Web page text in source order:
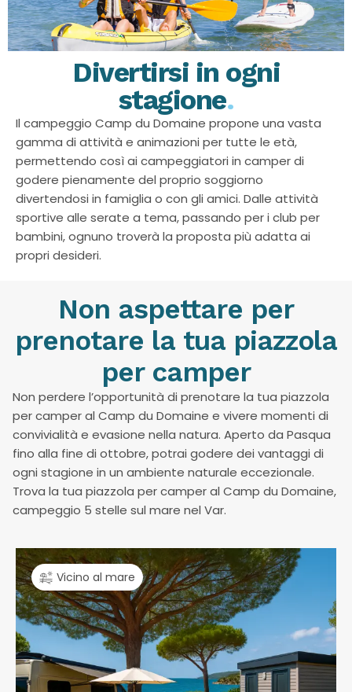
Divertirsi in ogni
stagione.
Il campeggio Camp du Domaine propone una vasta
gamma di attività e animazioni per tutte le età,
permettendo così ai campeggiatori in camper di
godere pienamente del proprio soggiorno
divertendosi in famiglia o con gli amici. Dalle attività
sportive alle serate a tema, passando per i club per
bambini, ognuno troverà la proposta più adatta ai
propri desideri.
Non aspettare per
prenotare la tua piazzola
per camper
Non perdere l’opportunità di prenotare la tua piazzola
per camper al Camp du Domaine e vivere momenti di
convivialità e evasione nella natura. Aperto da Pasqua
fino alla fine di ottobre, potrai godere dei vantaggi di
ogni stagione in un ambiente naturale eccezionale.
Trova la tua piazzola per camper al Camp du Domaine,
campeggio 5 stelle sul mare nel Var.
Vicino al mare